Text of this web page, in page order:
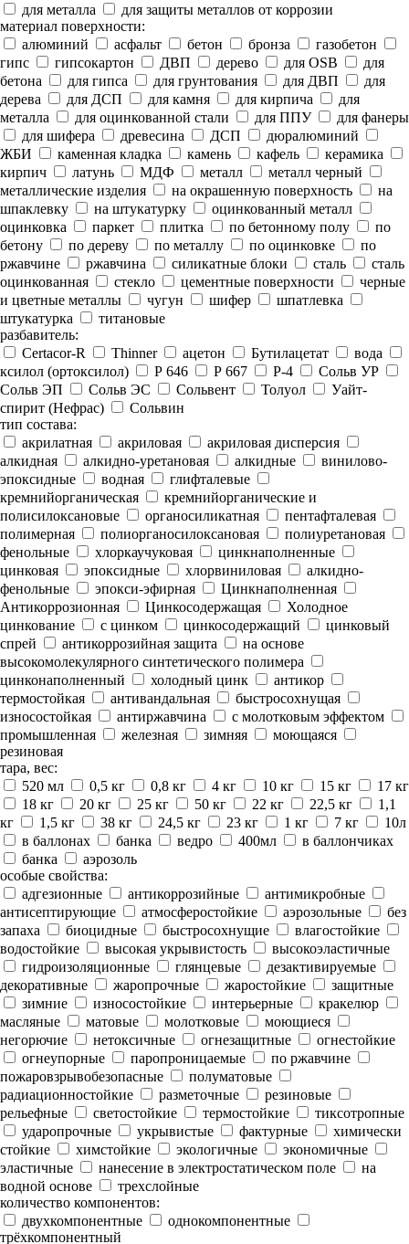
для металла
для защиты металлов от коррозии
материал поверхности:
алюминий
асфальт бетон бронза
газобетон
гипс
гипсокартон ДВП дерево для OSB
для
бетона
для гипса для грунтования для ДВП
для
дерева
для ДСП для камня для кирпича
для
металла
для оцинкованной стали для ППУ
для фанеры
для шифера
древесина ДСП
дюралюминий
ЖБИ
каменная кладка камень кафель
керамика
кирпич
латунь МДФ металл
металл черный
металлические изделия
на окрашенную поверхность
на
шпаклевку
на штукатурку
оцинкованный металл
оцинковка
паркет плитка по бетонному полу
по
бетону
по дереву по металлу по оцинковке
по
ржавчине
ржавчина силикатные блоки сталь
сталь
оцинкованная
стекло цементные поверхности
черные
и цветные металлы
чугун шифер
шпатлевка
штукатурка
титановые
разбавитель:
Certacor-R
Thinner ацетон Бутилацетат
вода
ксилол (ортоксилол)
Р 646 Р 667 Р-4
Сольв УР
Сольв ЭП
Сольв ЭС Сольвент Толуол
Уайт-
спирит (Нефрас)
Сольвин
тип состава:
акрилатная
акриловая
акриловая дисперсия
алкидная
алкидно-уретановая алкидные
винилово-
эпоксидные
водная
глифталевые
кремнийорганическая
кремнийорганические и
полисилоксановые
органосиликатная
пентафталевая
полимерная
полиорганосилоксановая
полиуретановая
фенольные
хлоркаучуковая
цинкнаполненные
цинковая
эпоксидные хлорвиниловая
алкидно-
фенольные
эпокси-эфирная
Цинкнаполненная
Антикоррозионная
Цинкосодержащая
Холодное
цинкование
с цинком цинкосодержащий
цинковый
спрей
антикоррозийная защита
на основе
высокомолекулярного синтетического полимера
цинконаполненный
холодный цинк
антикор
термостойкая
антивандальная
быстросохнущая
износостойкая
антиржавчина
с молотковым эффектом
промышленная
железная зимняя
моющаяся
резиновая
тара, вес:
520 мл
0,5 кг 0,8 кг 4 кг 10 кг 15 кг
17 кг
18 кг
20 кг 25 кг 50 кг 22 кг 22,5 кг
1,1
кг
1,5 кг 38 кг 24,5 кг 23 кг 1 кг 7 кг
10л
в баллонах
банка ведро 400мл
в баллончиках
банка
аэрозоль
особые свойства:
адгезионные
антикоррозийные
антимикробные
антисептирующие
атмосферостойкие аэрозольные
без
запаха
биоцидные быстросохнущие
влагостойкие
водостойкие
высокая укрывистость
высокоэластичные
гидроизоляционные
глянцевые
дезактивируемые
декоративные
жаропрочные жаростойкие
защитные
зимние
износостойкие интерьерные
кракелюр
масляные
матовые молотковые
моющиеся
негорючие
нетоксичные огнезащитные
огнестойкие
огнеупорные
паропроницаемые
по ржавчине
пожаровзрывобезопасные
полуматовые
радиационностойкие
разметочные
резиновые
рельефные
светостойкие термостойкие
тиксотропные
ударопрочные
укрывистые фактурные
химически
стойкие
химстойкие экологичные
экономичные
эластичные
нанесение в электростатическом поле
на
водной основе
трехслойные
количество компонентов:
двухкомпонентные
однокомпонентные
трёхкомпонентный